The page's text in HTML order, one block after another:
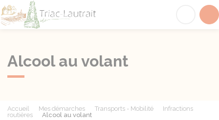
Alcool au volant
Accueil Mes démarches Transports - Mobilité
Infractions
routières
Alcool au volant